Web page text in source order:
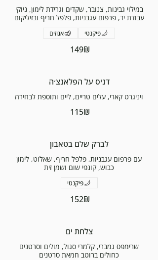
במילוי גבינות, צנובר, שקדים וגרידת לימון, ניוקי
עבודת יד, פרפום עגבניות, פלפל חריף ובזיליקום
‏149 ‏₪
פיקנטי אגוזים
דניס על הפלאנצ׳ה
ויניגרט קארי, עלים טריים, ליים ותוספת לבחירה
‏115 ‏₪
לברק שלם בטאבון
עם פרפום עגבניות, פלפל חריף, שאלוט, לימון
כבוש, קונפי שום ושמן זית
‏152 ‏₪
פיקנטי
צלחת ים
שרימפס גמברי, קלמרי סגול, מולים וסרטנים
כחולים ברוטב חמאת סרטנים